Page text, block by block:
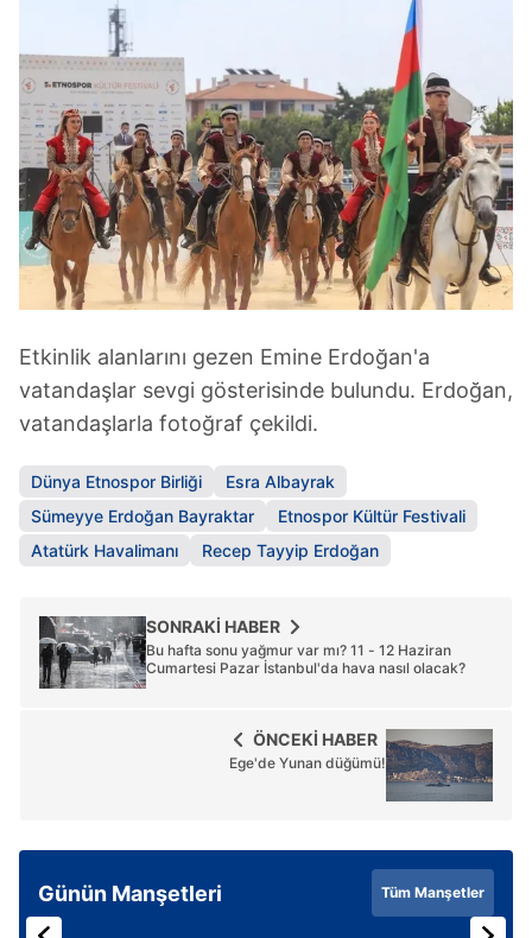
Etkinlik alanlarını gezen Emine Erdoğan'a
vatandaşlar sevgi gösterisinde bulundu. Erdoğan,
vatandaşlarla fotoğraf çekildi.
Dünya Etnospor Birliği
Esra Albayrak
Sümeyye Erdoğan Bayraktar
Etnospor Kültür Festivali
Atatürk Havalimanı
Recep Tayyip Erdoğan
SONRAKİ HABER
Bu hafta sonu yağmur var mı? 11 - 12 Haziran
Cumartesi Pazar İstanbul'da hava nasıl olacak?
ÖNCEKİ HABER
Ege'de Yunan düğümü!
Günün Manşetleri Tüm Manşetler